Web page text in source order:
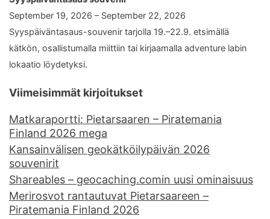
September 19, 2026 – September 22, 2026
Syyspäiväntasaus-souvenir tarjolla 19.–22.9. etsimällä
kätkön, osallistumalla miittiin tai kirjaamalla adventure labin
lokaatio löydetyksi.
Viimeisimmät kirjoitukset
Matkaraportti: Pietarsaaren – Piratemania
Finland 2026 mega
Kansainvälisen geokätköilypäivän 2026
souvenirit
Shareables – geocaching.comin uusi ominaisuus
Merirosvot rantautuvat Pietarsaareen –
Piratemania Finland 2026